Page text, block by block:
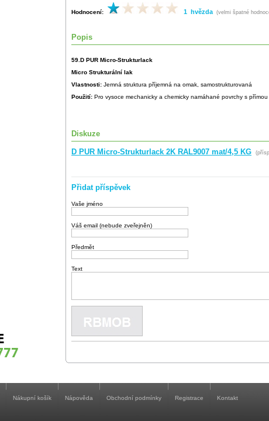
Hodnocení: 1 hvězda (velmi špatné
Popis
59.D PUR Micro-Strukturlack
Micro Strukturální lak
Vlastnosti: Jemná struktura příjemná na omak, samostrukturovaná
Použití: Pro vysoce mechanicky a chemicky namáhané povrchy s
Diskuze
D PUR Micro-Strukturlack 2K RAL9007 mat/4,5 KG
Přidat příspěvek
Vaše jméno
Váš email (nebude zveřejněn)
Předmět
Text
Nákupní košík Nápověda Obchodní podmínky Registrace Kontakt